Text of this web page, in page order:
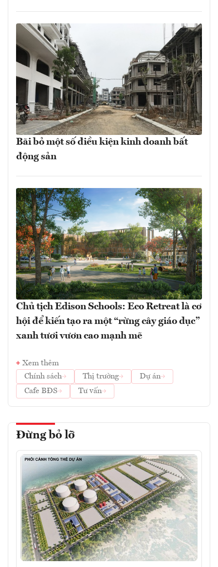
Bãi bỏ một số điều kiện kinh doanh bất
động sản
Chủ tịch Edison Schools: Eco Retreat là cơ
hội để kiến tạo ra một “rừng cây giáo dục”
xanh tươi vươn cao mạnh mẽ
Xem thêm
Chính sách
Thị trường
Dự án
Cafe BĐS
Tư vấn
Đừng bỏ lỡ